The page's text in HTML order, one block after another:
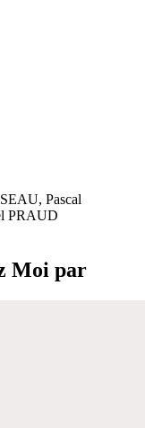
Pascal
PRAUD
Moi par